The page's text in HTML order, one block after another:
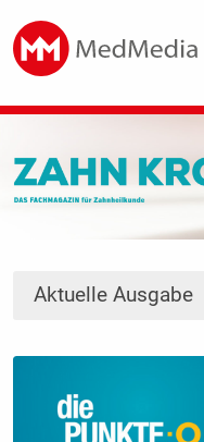
Aktuelle Ausgabe